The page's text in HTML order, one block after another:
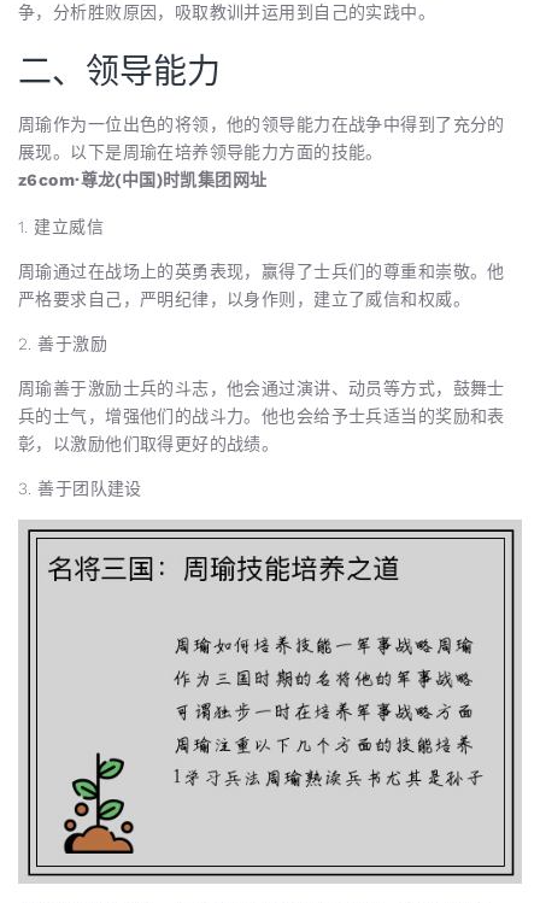
争，分析胜败原因，吸取教训并运用到自己的实践中。
二、领导能力
周瑜作为一位出色的将领，他的领导能力在战争中得到了充分的
展现。以下是周瑜在培养领导能力方面的技能。
z6com·尊龙(中国)时凯集团网址
1. 建立威信
周瑜通过在战场上的英勇表现，赢得了士兵们的尊重和崇敬。他
严格要求自己，严明纪律，以身作则，建立了威信和权威。
2. 善于激励
周瑜善于激励士兵的斗志，他会通过演讲、动员等方式，鼓舞士
兵的士气，增强他们的战斗力。他也会给予士兵适当的奖励和表
彰，以激励他们取得更好的战绩。
3. 善于团队建设